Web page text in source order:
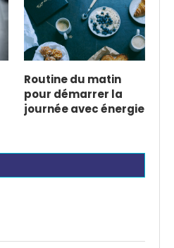
Routine du matin
pour démarrer la
journée avec énergie